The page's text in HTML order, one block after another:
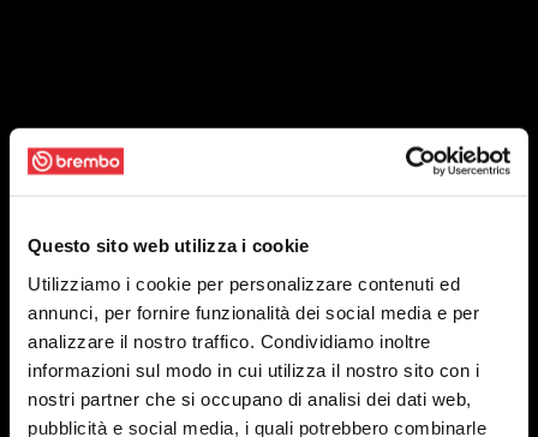
Questo sito web utilizza i cookie
Utilizziamo i cookie per personalizzare contenuti ed
annunci, per fornire funzionalità dei social media e per
analizzare il nostro traffico. Condividiamo inoltre
informazioni sul modo in cui utilizza il nostro sito con i
nostri partner che si occupano di analisi dei dati web,
pubblicità e social media, i quali potrebbero combinarle